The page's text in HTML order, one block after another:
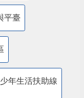
平臺
年生活扶助線